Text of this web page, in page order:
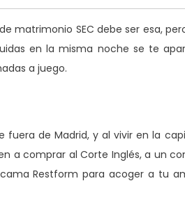
matrimonio SEC debe ser esa,
en la misma noche se te
a juego.
fuera de Madrid, y al vivir en la
a comprar al Corte Inglés, a un
Restform para acoger a tu